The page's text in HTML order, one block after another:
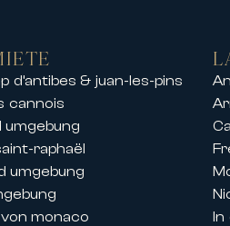
oder am Meer
Nähe von
von
in einer
mit
Services.
d’antibes & juan-les-pins
cannois
umgebung
raphaël
umgebung
monaco
In